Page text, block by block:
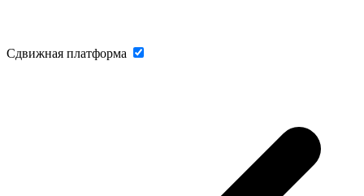
Сдвижная платформа